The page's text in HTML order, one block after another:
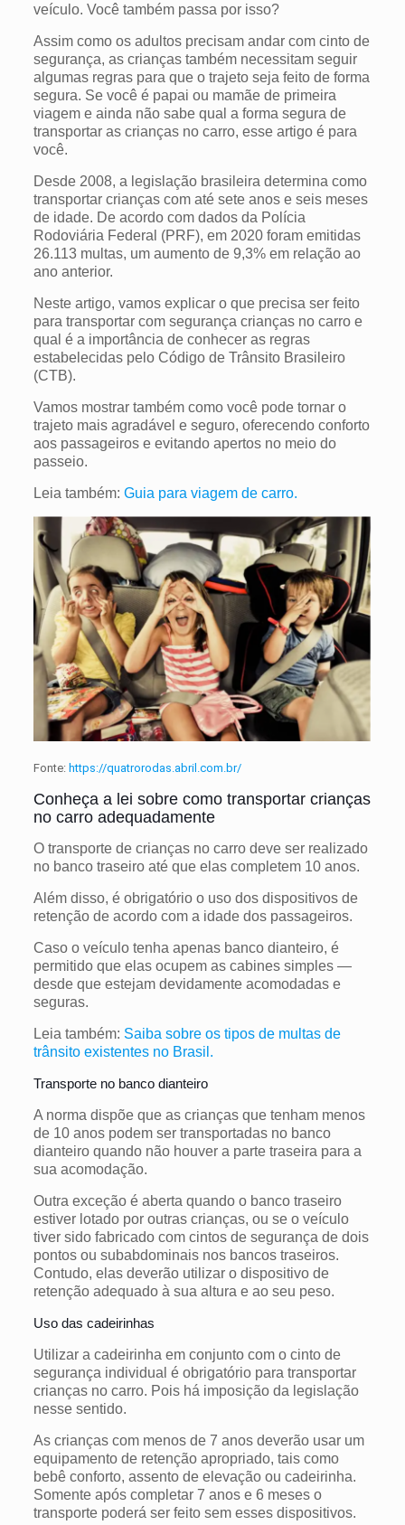
veículo. Você também passa por isso?
Assim como os adultos precisam andar com cinto de
segurança, as crianças também necessitam seguir
algumas regras para que o trajeto seja feito de forma
segura. Se você é papai ou mamãe de primeira
viagem e ainda não sabe qual a forma segura de
transportar as crianças no carro, esse artigo é para
você.
Desde 2008, a legislação brasileira determina como
transportar crianças com até sete anos e seis meses
de idade. De acordo com dados da Polícia
Rodoviária Federal (PRF), em 2020 foram emitidas
26.113 multas, um aumento de 9,3% em relação ao
ano anterior.
Neste artigo, vamos explicar o que precisa ser feito
para transportar com segurança crianças no carro e
qual é a importância de conhecer as regras
estabelecidas pelo Código de Trânsito Brasileiro
(CTB).
Vamos mostrar também como você pode tornar o
trajeto mais agradável e seguro, oferecendo conforto
aos passageiros e evitando apertos no meio do
passeio.
Leia também: Guia para viagem de carro.
Fonte: https://quatrorodas.abril.com.br/
Conheça a lei sobre como transportar crianças
no carro adequadamente
O transporte de crianças no carro deve ser realizado
no banco traseiro até que elas completem 10 anos.
Além disso, é obrigatório o uso dos dispositivos de
retenção de acordo com a idade dos passageiros.
Caso o veículo tenha apenas banco dianteiro, é
permitido que elas ocupem as cabines simples —
desde que estejam devidamente acomodadas e
seguras.
Leia também: Saiba sobre os tipos de multas de
trânsito existentes no Brasil.
Transporte no banco dianteiro
A norma dispõe que as crianças que tenham menos
de 10 anos podem ser transportadas no banco
dianteiro quando não houver a parte traseira para a
sua acomodação.
Outra exceção é aberta quando o banco traseiro
estiver lotado por outras crianças, ou se o veículo
tiver sido fabricado com cintos de segurança de dois
pontos ou subabdominais nos bancos traseiros.
Contudo, elas deverão utilizar o dispositivo de
retenção adequado à sua altura e ao seu peso.
Uso das cadeirinhas
Utilizar a cadeirinha em conjunto com o cinto de
segurança individual é obrigatório para transportar
crianças no carro. Pois há imposição da legislação
nesse sentido.
As crianças com menos de 7 anos deverão usar um
equipamento de retenção apropriado, tais como
bebê conforto, assento de elevação ou cadeirinha.
Somente após completar 7 anos e 6 meses o
transporte poderá ser feito sem esses dispositivos.